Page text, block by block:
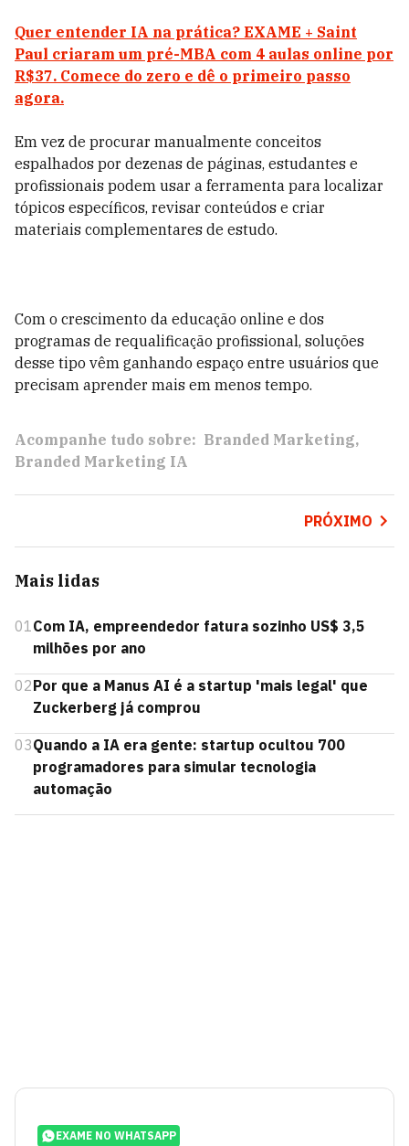
Quer entender IA na prática? EXAME + Saint
Paul criaram um pré-MBA com 4 aulas online por
R$37. Comece do zero e dê o primeiro passo
agora.
Em vez de procurar manualmente conceitos
espalhados por dezenas de páginas, estudantes e
profissionais podem usar a ferramenta para localizar
tópicos específicos, revisar conteúdos e criar
materiais complementares de estudo.
Com o crescimento da educação online e dos
programas de requalificação profissional, soluções
desse tipo vêm ganhando espaço entre usuários que
precisam aprender mais em menos tempo.
Acompanhe tudo sobre: Branded Marketing
Branded Marketing IA
PRÓXIMO
Mais lidas
01Com IA, empreendedor fatura sozinho US$ 3,5
milhões por ano
02Por que a Manus AI é a startup 'mais legal' que
Zuckerberg já comprou
03Quando a IA era gente: startup ocultou 700
programadores para simular tecnologia
automação
EXAME NO WHATSAPP